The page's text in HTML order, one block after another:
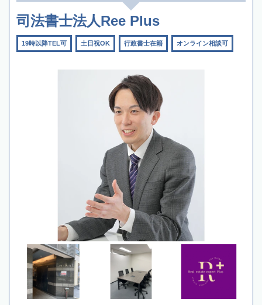
司法書士法人Ree Plus
19時以降TEL可 土日祝OK 行政書士在籍 オンライン相談可